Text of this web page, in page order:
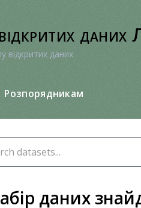
даних
відкритих даних
Розпорядникам
даних